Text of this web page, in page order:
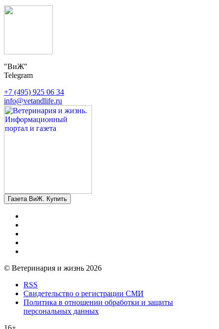
"ВиЖ"
Telegram
+7 (495) 925 06 34
info@vetandlife.ru
Газета ВиЖ. Купить
© Ветеринария и жизнь 2026
RSS
Свидетельство о регистрации СМИ
Политика в отношении обработки и защиты
персональных данных